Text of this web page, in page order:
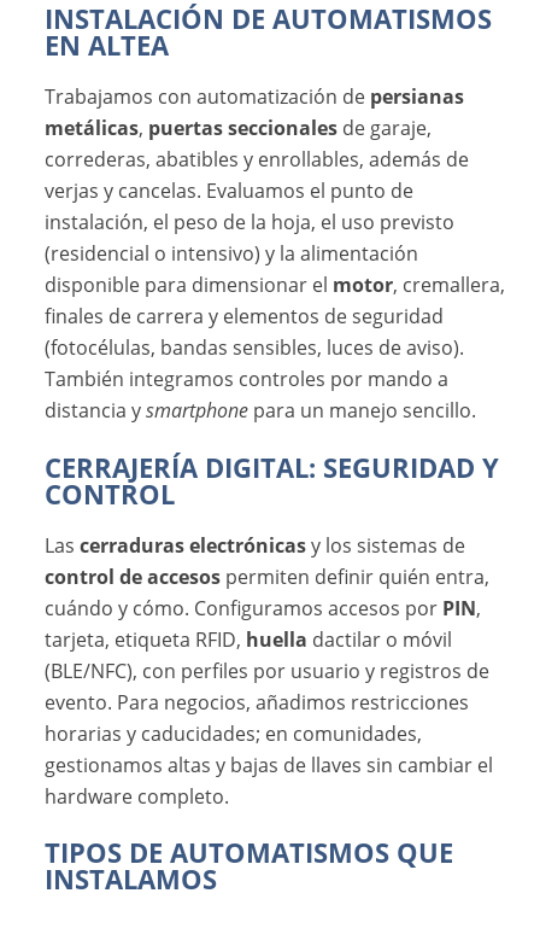
INSTALACIÓN DE AUTOMATISMOS
EN ALTEA
Trabajamos con automatización de persianas
metálicas, puertas seccionales de garaje,
correderas, abatibles y enrollables, además de
verjas y cancelas. Evaluamos el punto de
instalación, el peso de la hoja, el uso previsto
(residencial o intensivo) y la alimentación
disponible para dimensionar el motor, cremallera,
finales de carrera y elementos de seguridad
(fotocélulas, bandas sensibles, luces de aviso).
También integramos controles por mando a
distancia ysmartphone para un manejo sencillo.
CERRAJERÍA DIGITAL: SEGURIDAD Y
CONTROL
Lascerraduras electrónicasy los sistemas de
control de accesos permiten definir quién entra,
cuándo y cómo. Configuramos accesos por PIN,
tarjeta, etiqueta RFID, huella dactilar o móvil
(BLE/NFC), con perfiles por usuario y registros de
evento. Para negocios, añadimos restricciones
horarias y caducidades; en comunidades,
gestionamos altas y bajas de llaves sin cambiar el
hardware completo.
TIPOS DE AUTOMATISMOS QUE
INSTALAMOS